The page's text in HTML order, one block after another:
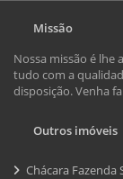
Missão
Nossa missão é lhe
tudo com a
disposição. Venha
Outros imóveis
Chácara Fazenda